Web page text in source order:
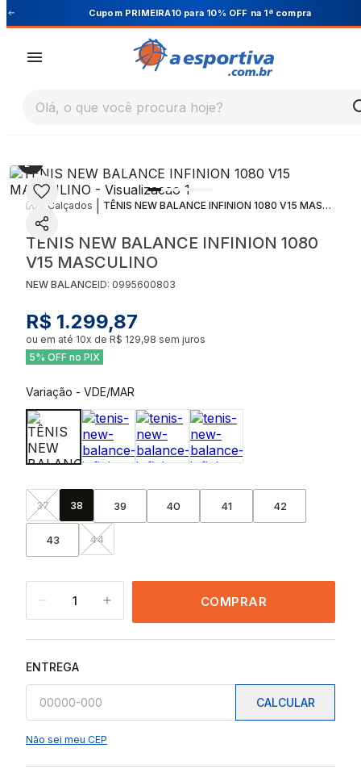
Cupom PRIMEIRA10 para 10% OFF na 1ª compra
Olá, o que você procura hoje?
Calçados TÊNIS NEW BALANCE INFINION 1080 V15 MASCULINO
TÊNIS NEW BALANCE INFINION 1080
V15 MASCULINO
NEW BALANCEID: 0995600803
R$ 1.299,87
ou em até 10x de R$ 129,98 sem juros
5% OFF no PIX
Variação - VDE/MAR
37 38 39 40 41 42
43 44
1 COMPRAR
ENTREGA
CALCULAR
Não sei meu CEP